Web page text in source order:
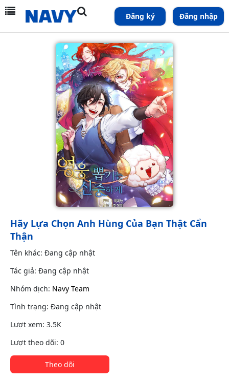
Đăng ký Đăng nhập
Hãy Lựa Chọn Anh Hùng Của Bạn Thật Cẩn
Thận
Tên khác: Đang cập nhật
Tác giả: Đang cập nhật
Nhóm dịch: Navy Team
Tình trạng: Đang cập nhật
Lượt xem: 3.5K
Lượt theo dõi: 0
Theo dõi